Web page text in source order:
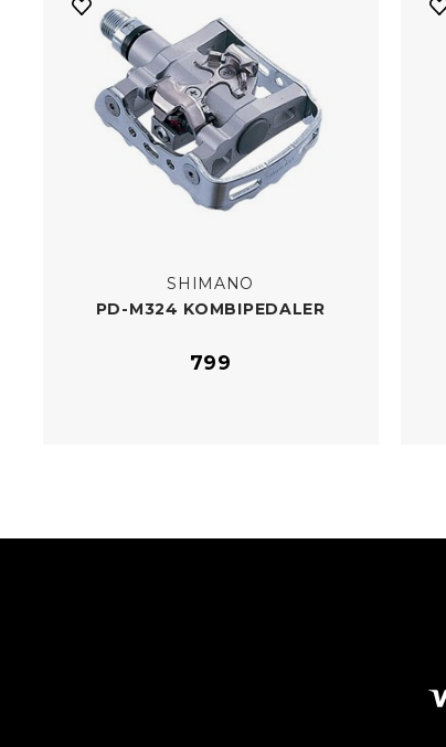
SHIMANO
PD-​M324 KOMBIPEDALER
799